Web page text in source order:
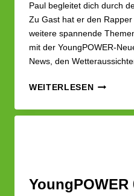
Paul begleitet dich durch
Zu Gast hat er den
weitere spannende
mit der YoungPOWER-
News, den
WEITERLESENYOUNG­
Young­POWER